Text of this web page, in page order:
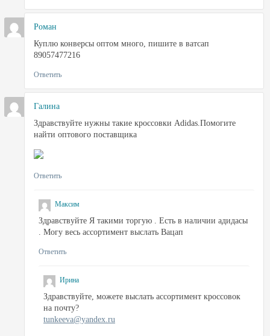
Роман
Куплю конверсы оптом много, пишите в ватсап
89057477216
Ответить
Галина
Здравствуйте нужны такие кроссовки Adidas.Помогите
найти оптового поставщика
Ответить
Максим
Здравствуйте Я такими торгую . Есть в наличии адидасы
. Могу весь ассортимент выслать Вацап
Ответить
Ирина
Здравствуйте, можете выслать ассортимент кроссовок
на почту?
tunkeeva@yandex.ru